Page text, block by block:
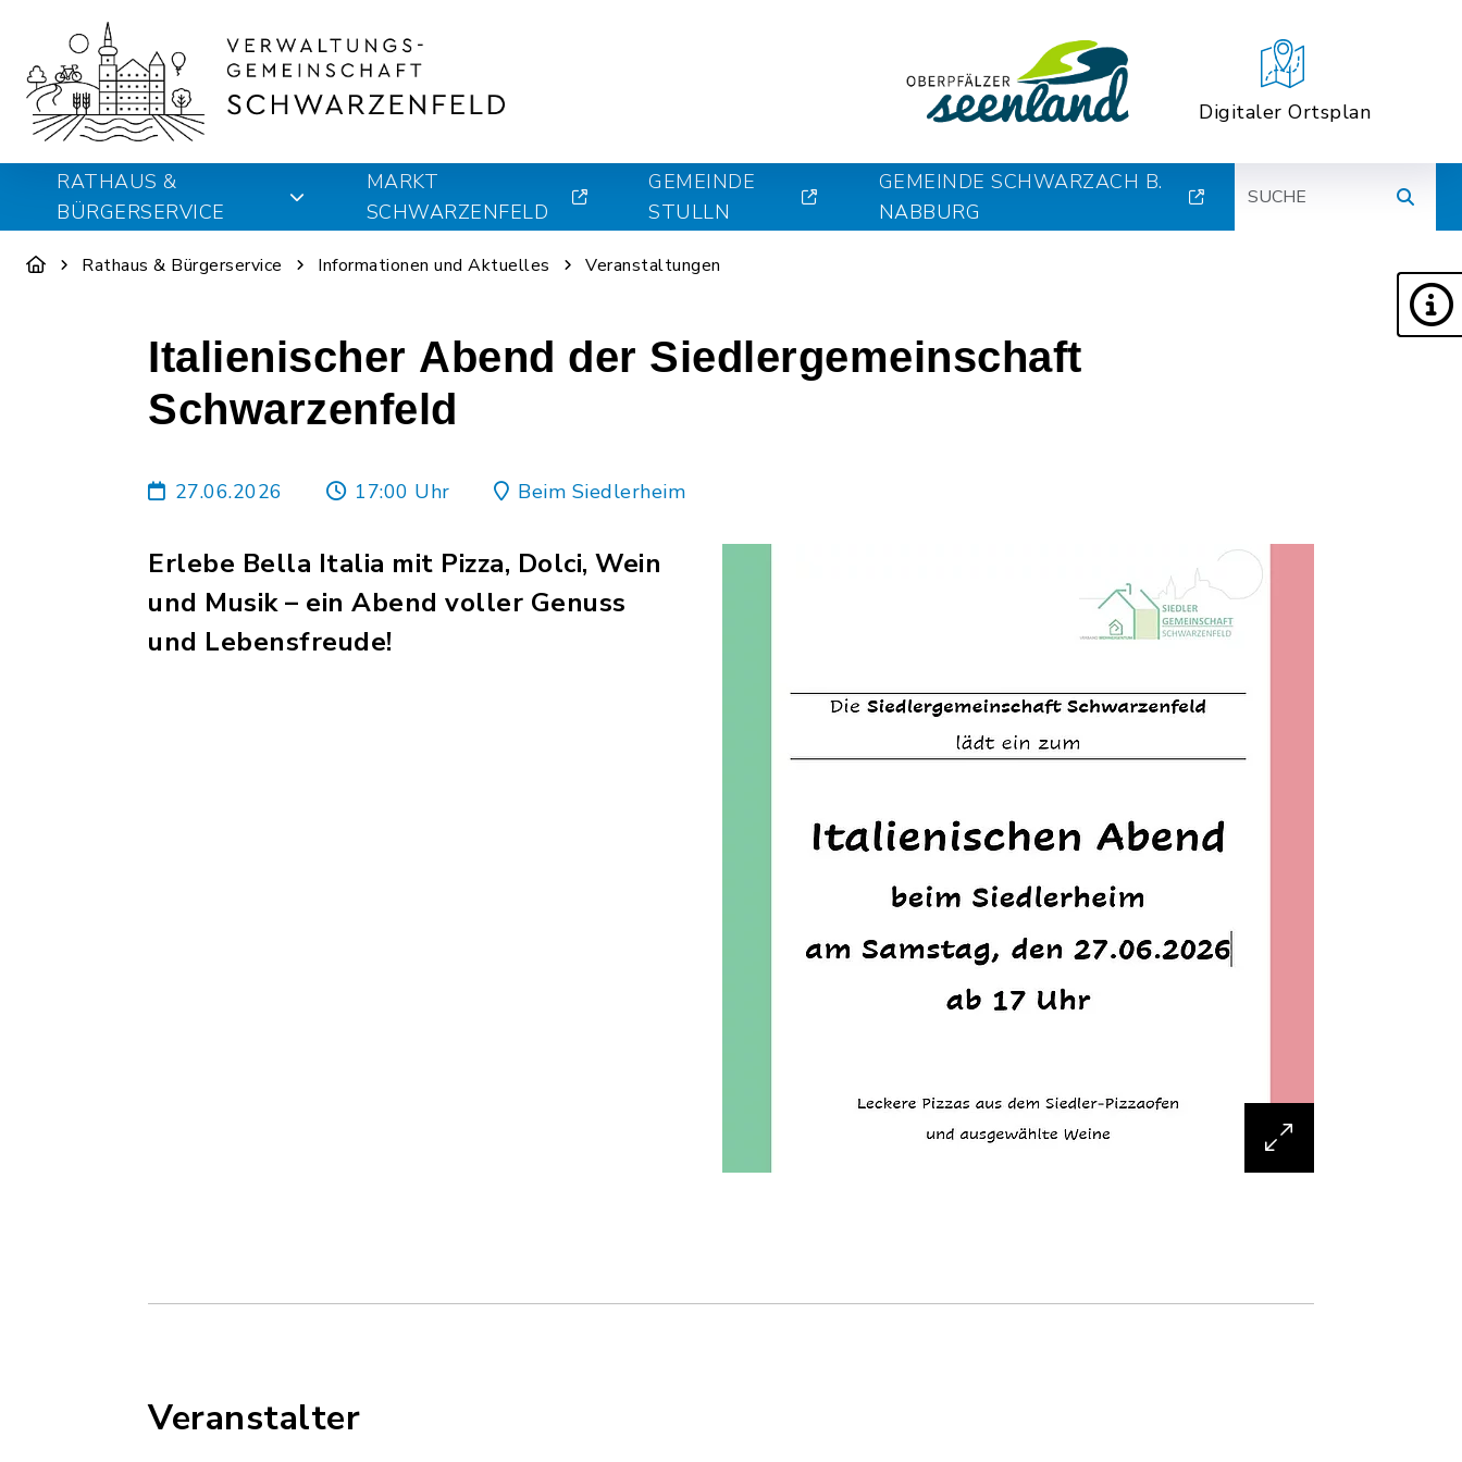
Digitaler Ortsplan
RATHAUS &
BÜRGERSERVICE
MARKT
SCHWARZENFELD
GEMEINDE
STULLN
GEMEINDE SCHWARZACH B.
NABBURG
Rathaus & Bürgerservice Informationen und Aktuelles Veranstaltungen
Italienischer Abend der Siedlergemeinschaft
Schwarzenfeld
27.06.2026 17:00 Uhr Beim Siedlerheim
Erlebe Bella Italia mit Pizza, Dolci, Wein
und Musik – ein Abend voller Genuss
und Lebensfreude!
Veranstalter